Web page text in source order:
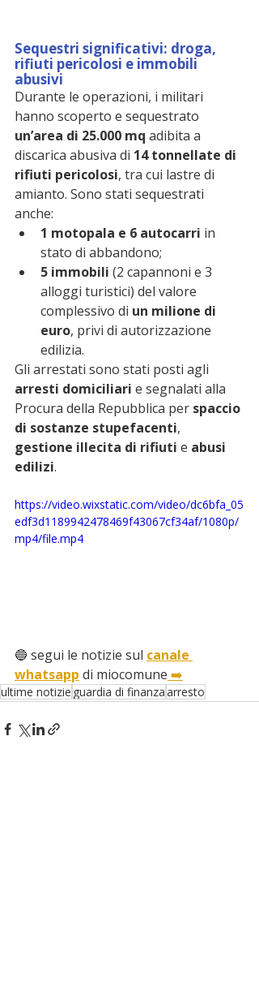
Sequestri significativi: droga,
rifiuti pericolosi e immobili
abusivi
Durante le operazioni, i militari
hanno scoperto e sequestrato
un’area di 25.000 mq adibita a
discarica abusiva di 14 tonnellate di
rifiuti pericolosi, tra cui lastre di
amianto. Sono stati sequestrati
anche:
1 motopala e 6 autocarri in
stato di abbandono;
5 immobili (2 capannoni e 3
alloggi turistici) del valore
complessivo di un milione di
euro, privi di autorizzazione
edilizia.
Gli arrestati sono stati posti agli
arresti domiciliari e segnalati alla
Procura della Repubblica per spaccio
di sostanze stupefacenti,
gestione illecita di rifiuti e abusi
edilizi.
https://video.wixstatic.com/video/dc6bfa_05
edf3d1189942478469f43067cf34af/1080p/
mp4/file.mp4
🔵 segui le notizie sul canale
whatsapp di miocomune ➡️
ultime notizie guardia di finanzaarresto